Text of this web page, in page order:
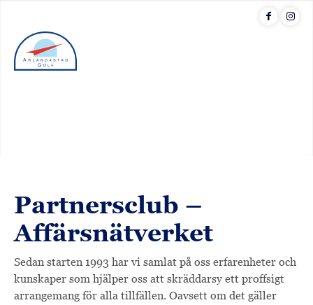
Partnersclub –
Affärsnätverket
Sedan starten 1993 har vi samlat på oss erfarenheter och
kunskaper som hjälper oss att skräddarsy ett proffsigt
arrangemang för alla tillfällen. Oavsett om det gäller